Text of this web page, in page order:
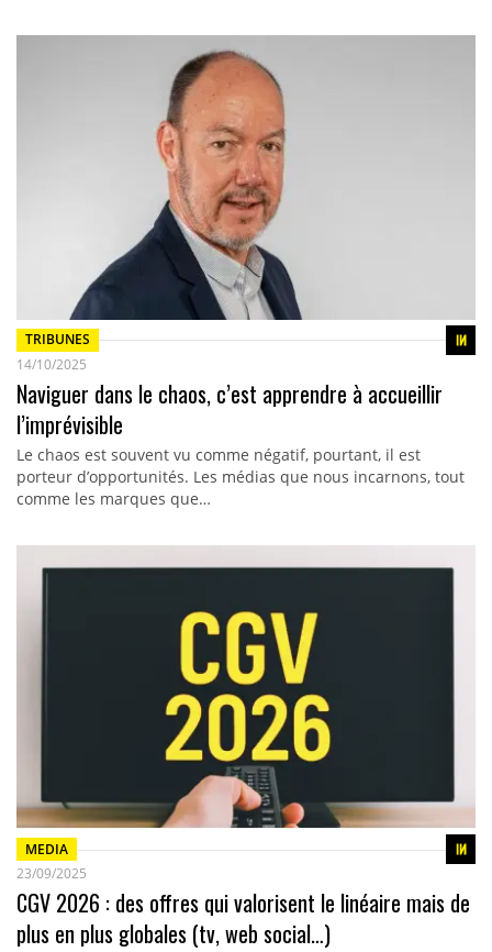
TRIBUNES
14/10/2025
Naviguer dans le chaos, c’est apprendre à accueillir
l’imprévisible
Le chaos est souvent vu comme négatif, pourtant, il est
porteur d’opportunités. Les médias que nous incarnons, tout
comme les marques que…
MEDIA
23/09/2025
CGV 2026 : des offres qui valorisent le linéaire mais de
plus en plus globales (tv, web social…)